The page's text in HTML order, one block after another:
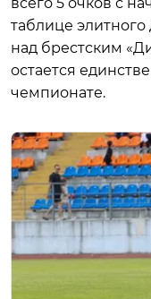
таблице
над брестским
остается
чемпионате.